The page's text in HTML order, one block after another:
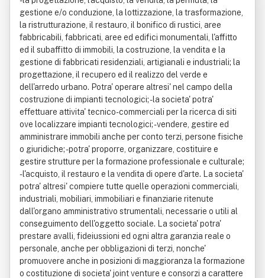
gestione e/o conduzione, la lottizzazione, la trasformazione,
la ristrutturazione, il restauro, il bonifico di rustici, aree
fabbricabili, fabbricati, aree ed edifici monumentali, l'affitto
ed il subaffitto di immobili, la costruzione, la vendita e la
gestione di fabbricati residenziali, artigianali e industriali; la
progettazione, il recupero ed il realizzo del verde e
dell'arredo urbano. Potra' operare altresi' nel campo della
costruzione di impianti tecnologici; - la societa' potra'
effettuare attivita' tecnico-commerciali per la ricerca di siti
ove localizzare impianti tecnologici; - vendere, gestire ed
amministrare immobili anche per conto terzi, persone fisiche
o giuridiche; - potra' proporre, organizzare, costituire e
gestire strutture per la formazione professionale e culturale;
- l'acquisto, il restauro e la vendita di opere d'arte. La societa'
potra' altresi' compiere tutte quelle operazioni commerciali,
industriali, mobiliari, immobiliari e finanziarie ritenute
dall'organo amministrativo strumentali, necessarie o utili al
conseguimento dell'oggetto sociale. La societa' potra'
prestare avalli, fideiussioni ed ogni altra garanzia reale o
personale, anche per obbligazioni di terzi, nonche'
promuovere anche in posizioni di maggioranza la formazione
o costituzione di societa' joint venture e consorzi a carattere